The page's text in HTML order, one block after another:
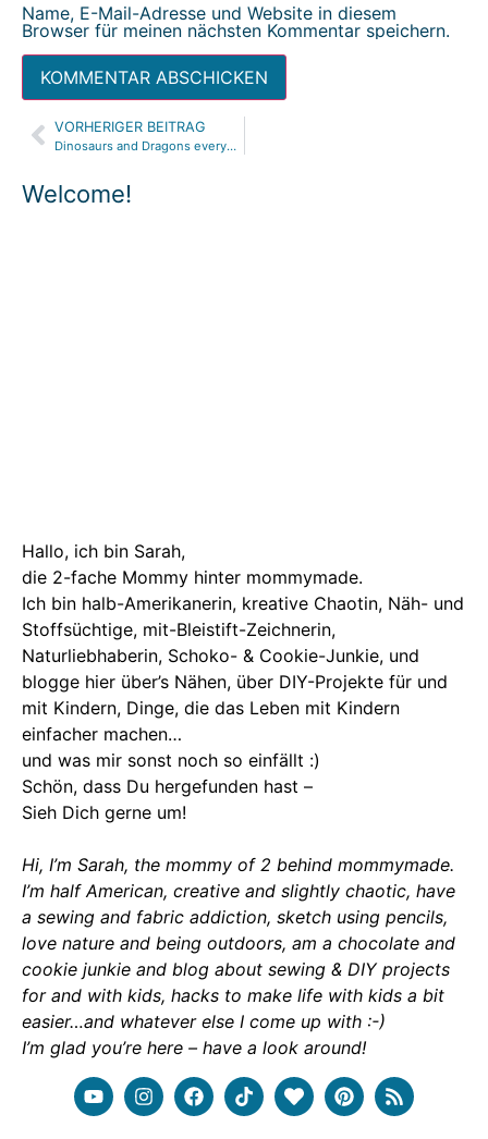
Welcome!
Hallo, ich bin Sarah,
die 2-fache Mommy hinter mommymade.
Ich bin halb-Amerikanerin, kreative Chaotin, Näh- und
Stoffsüchtige, mit-Bleistift-Zeichnerin,
Naturliebhaberin, Schoko- & Cookie-Junkie, und
blogge hier über’s Nähen, über DIY-Projekte für und
mit Kindern, Dinge, die das Leben mit Kindern
einfacher machen…
und was mir sonst noch so einfällt :)
Schön, dass Du hergefunden hast –
Sieh Dich gerne um!
Hi, I’m Sarah, the mommy of 2 behind mommymade.
I’m half American, creative and slightly chaotic, have
a sewing and fabric addiction, sketch using pencils,
love nature and being outdoors, am a chocolate and
cookie junkie and blog about sewing & DIY projects
for and with kids, hacks to make life with kids a bit
easier…and whatever else I come up with :-)
I’m glad you’re here – have a look around!
Name, E-Mail-Adresse und Website in diesem
Browser für meinen nächsten Kommentar speichern.
Alternative:
VORHERIGER BEITRAG
Dinosaurs and Dragons everywhere!!!